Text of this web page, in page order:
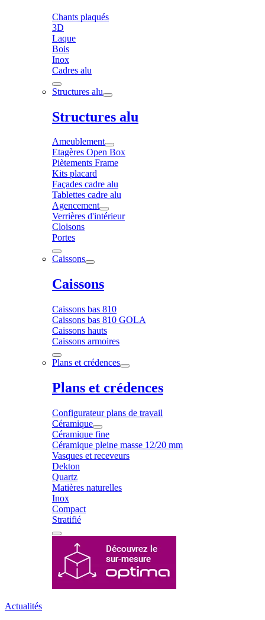
Chants plaqués
3D
Laque
Bois
Inox
Cadres alu
Structures alu
Structures alu
Ameublement
Etagères Open Box
Piètements Frame
Kits placard
Façades cadre alu
Tablettes cadre alu
Agencement
Verrières d'intérieur
Cloisons
Portes
Caissons
Caissons
Caissons bas 810
Caissons bas 810 GOLA
Caissons hauts
Caissons armoires
Plans et crédences
Plans et crédences
Configurateur plans de travail
Céramique
Céramique fine
Céramique pleine masse 12/20 mm
Vasques et receveurs
Dekton
Quartz
Matières naturelles
Inox
Compact
Stratifié
Actualités